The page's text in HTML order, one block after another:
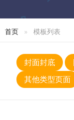
首页 模板列表
封面封底
其他类型页面